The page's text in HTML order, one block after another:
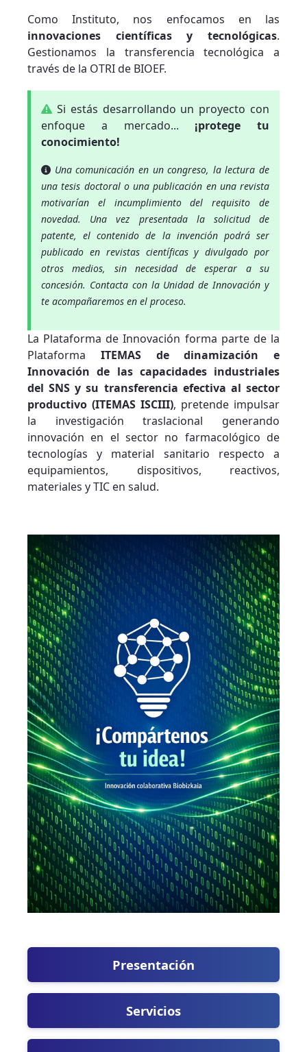
Como Instituto, nos enfocamos en las
innovaciones científicas y tecnológicas.
Gestionamos la transferencia tecnológica a
través de la OTRI de BIOEF.
Si estás desarrollando un proyecto con
enfoque a mercado... ¡protege tu
conocimiento!
Una comunicación en un congreso, la lectura de
una tesis doctoral o una publicación en una revista
motivarían el incumplimiento del requisito de
novedad. Una vez presentada la solicitud de
patente, el contenido de la invención podrá ser
publicado en revistas científicas y divulgado por
otros medios, sin necesidad de esperar a su
concesión. Contacta con la Unidad de Innovación y
te acompañaremos en el proceso.
La Plataforma de Innovación forma parte de la
Plataforma ITEMAS de dinamización e
Innovación de las capacidades industriales
del SNS y su transferencia efectiva al sector
productivo (ITEMAS ISCIII), pretende impulsar
la investigación traslacional generando
innovación en el sector no farmacológico de
tecnologías y material sanitario respecto a
equipamientos, dispositivos, reactivos,
materiales y TIC en salud.
Presentación
Servicios